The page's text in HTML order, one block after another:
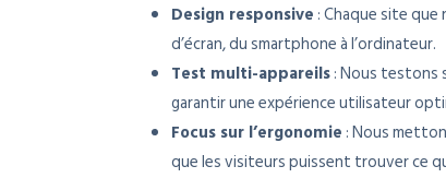
Design responsive : Chaque site
d’écran, du smartphone à l’ordinateur.
Test multi-appareils: Nous testons
garantir une expérience utilisateur
Focus sur l’ergonomie : Nous
que les visiteurs puissent trouver ce